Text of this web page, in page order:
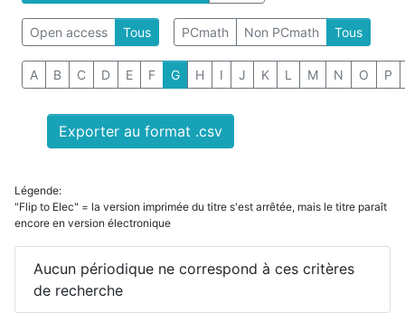
Open access Tous PCmath Non PCmath Tous
A B C D E F G H I J K L M N O P
Exporter au format .csv
Légende:
"Flip to Elec" = la version imprimée du titre s'est arrêtée, mais le titre paraît
encore en version électronique
Aucun périodique ne correspond à ces critères
de recherche